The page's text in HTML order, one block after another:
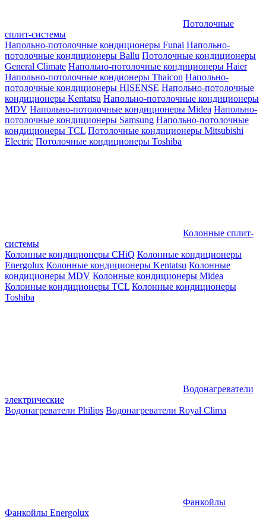
Потолочные
сплит-системы
Напольно-потолочные кондиционеры Funai Напольно-
потолочные кондиционеры Ballu Потолочные кондиционеры
General Climate Напольно-потолочные кондиционеры Haier
Напольно-потолочные кондионеры Thaicon Напольно-
потолочные кондиционеры HISENSE Напольно-потолочные
кондиционеры Kentatsu Напольно-потолочные кондиционеры
MDV Напольно-потолочные кондиционеры Midea Напольно-
потолочные кондиционеры Samsung Напольно-потолочные
кондиционеры TCL Потолочные кондиционеры Mitsubishi
Electric Потолочные кондиционеры Toshiba
Колонные сплит-
системы
Колонные кондиционеры CHiQ Колонные кондиционеры
Energolux Колонные кондиционеры Kentatsu Колонные
кондиционеры MDV Колонные кондиционеры Midea
Колонные кондиционеры TCL Колонные кондиционеры
Toshiba
Водонагреватели
электрические
Водонагреватели Philips Водонагреватели Royal Clima
Фанкойлы
Фанкойлы Energolux